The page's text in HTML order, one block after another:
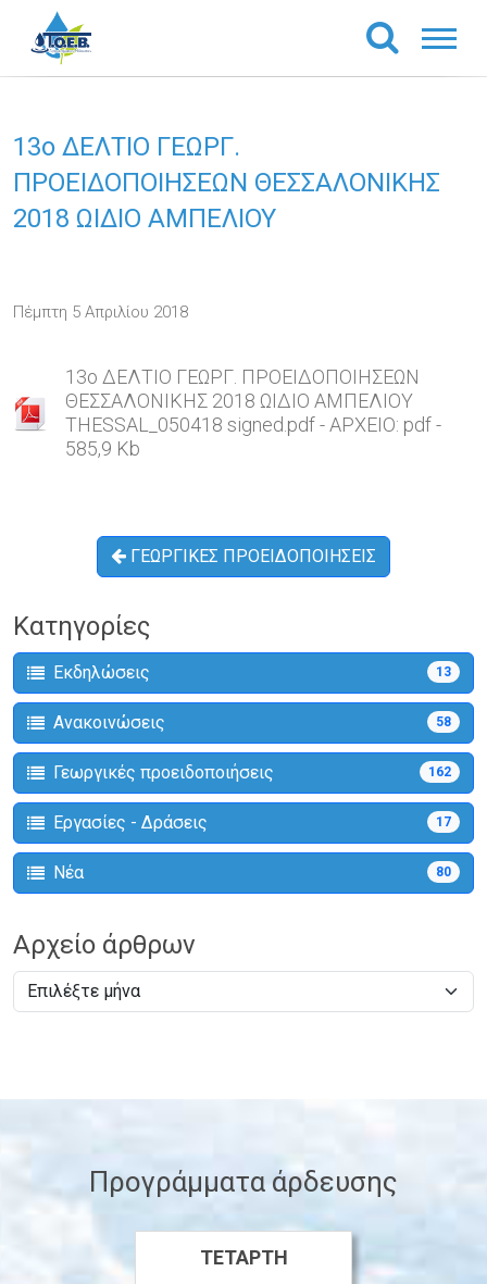
13o ΔΕΛΤΙΟ ΓΕΩΡΓ.
ΠΡΟΕΙΔΟΠΟΙΗΣΕΩΝ ΘΕΣΣΑΛΟΝΙΚΗΣ
2018 ΩΙΔΙΟ ΑΜΠΕΛΙΟΥ
Πέμπτη 5 Απριλίου 2018
13o ΔΕΛΤΙΟ ΓΕΩΡΓ. ΠΡΟΕΙΔΟΠΟΙΗΣΕΩΝ
ΘΕΣΣΑΛΟΝΙΚΗΣ 2018 ΩΙΔΙΟ ΑΜΠΕΛΙΟΥ
THESSAL_050418 signed.pdf - ΑΡΧΕΙΟ: pdf -
585,9 Kb
ΓΕΩΡΓΙΚΕΣ ΠΡΟΕΙΔΟΠΟΙΗΣΕΙΣ
Κατηγορίες
Εκδηλώσεις 13
Ανακοινώσεις 58
Γεωργικές προειδοποιήσεις 162
Εργασίες - Δράσεις 17
Νέα 80
Αρχείο άρθρων
Προγράμματα άρδευσης
ΤΕΤΆΡΤΗ